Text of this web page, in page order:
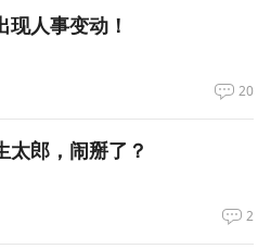
人事变动！
20
太郎，闹掰了？
2